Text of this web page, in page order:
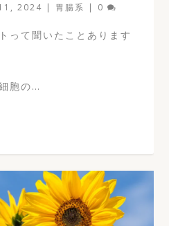
2024 | 胃腸系 | 0
って聞いたことあります
胞の…